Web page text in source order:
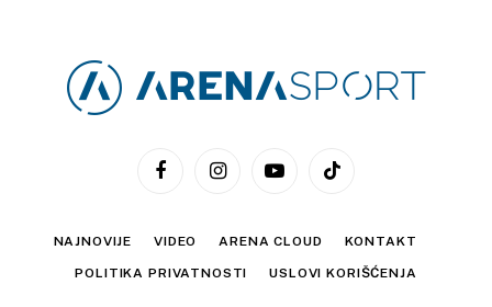
FacebookInstagramYouTubeTikTok
NAJNOVIJE VIDEO ARENA CLOUD KONTAKT
POLITIKA PRIVATNOSTI USLOVI KORIŠĆENJA